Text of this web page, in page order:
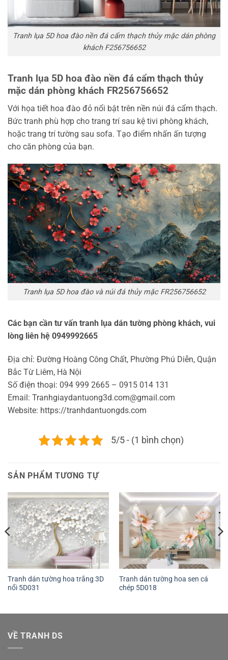
Tranh lụa 5D hoa đào nền đá cẩm thạch thủy mặc dán phòng
khách F256756652
Tranh lụa 5D hoa đào nền đá cẩm thạch thủy
mặc dán phòng khách FR256756652
Với họa tiết hoa đào đỏ nổi bật trên nền núi đá cẩm thạch.
Bức tranh phù hợp cho trang trí sau kệ tivi phòng khách,
hoặc trang trí tường sau sofa. Tạo điểm nhấn ấn tượng
cho căn phòng của bạn.
Tranh lụa 5D hoa đào và núi đá thủy mặc FR256756652
Các bạn cần tư vấn tranh lụa dán tường phòng khách, vui
lòng liên hệ 0949992665
Địa chỉ: Đường Hoàng Công Chất, Phường Phú Diễn, Quận
Bắc Từ Liêm, Hà Nội
Số điện thoại: 094 999 2665 – 0915 014 131
Email: Tranhgiaydantuong3d.com@gmail.com
Website: https://tranhdantuongds.com
5/5 - (1 bình chọn)
SẢN PHẨM TƯƠNG TỰ
Tranh dán tường hoa trắng 3D
nổi 5D031
Tranh dán tường hoa sen cá
chép 5D018
VỀ TRANH DS